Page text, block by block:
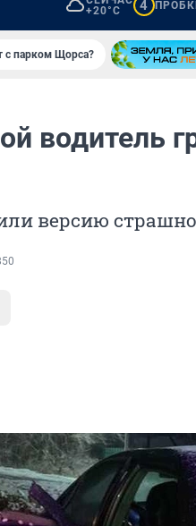
+20°C
4
с парком Щорса?
водитель
версию